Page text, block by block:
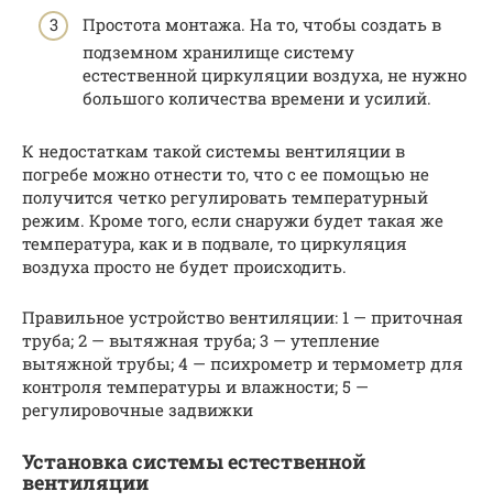
Простота монтажа. На то, чтобы создать в
подземном хранилище систему
естественной циркуляции воздуха, не нужно
большого количества времени и усилий.
К недостаткам такой системы вентиляции в
погребе можно отнести то, что с ее помощью не
получится четко регулировать температурный
режим. Кроме того, если снаружи будет такая же
температура, как и в подвале, то циркуляция
воздуха просто не будет происходить.
Правильное устройство вентиляции: 1 — приточная
труба; 2 — вытяжная труба; 3 — утепление
вытяжной трубы; 4 — психрометр и термометр для
контроля температуры и влажности; 5 —
регулировочные задвижки
Установка системы естественной
вентиляции